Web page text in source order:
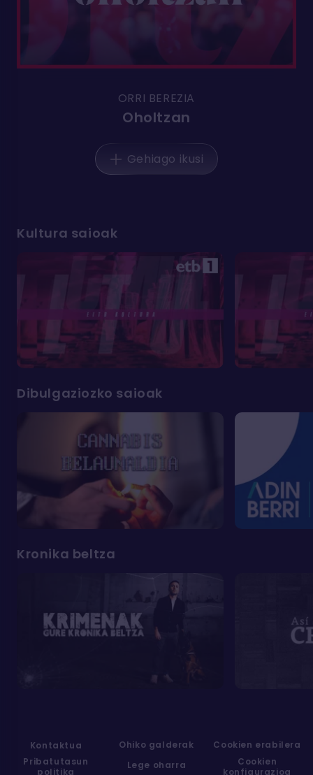
ORRI BEREZIA
Oholtzan
Gehiago ikusi
Kultura saioak
Dibulgaziozko saioak
Kronika beltza
Kontaktua Ohiko galderak
Cookien erabilera
Pribatutasun
politika
Lege oharra
Cookien
konfigurazioa